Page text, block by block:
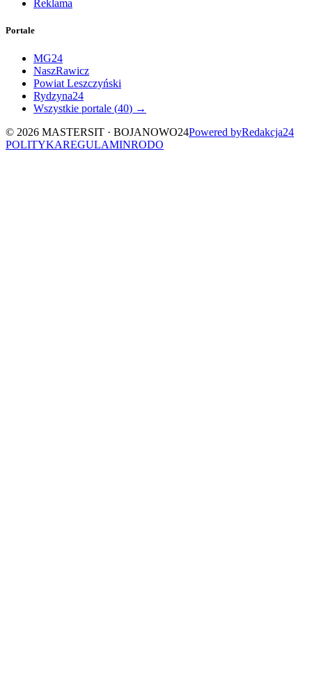
Reklama
Portale
MG24
NaszRawicz
Powiat Leszczyński
Rydzyna24
Wszystkie portale (40) →
© 2026 MASTERSIT · BOJANOWO24Powered byRedakcja24
POLITYKAREGULAMINRODO